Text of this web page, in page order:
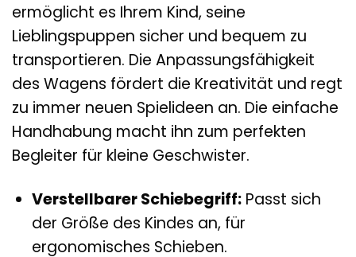
ermöglicht es Ihrem Kind, seine
Lieblingspuppen sicher und bequem zu
transportieren. Die Anpassungsfähigkeit
des Wagens fördert die Kreativität und regt
zu immer neuen Spielideen an. Die einfache
Handhabung macht ihn zum perfekten
Begleiter für kleine Geschwister.
Verstellbarer Schiebegriff:Passt sich
der Größe des Kindes an, für
ergonomisches Schieben.